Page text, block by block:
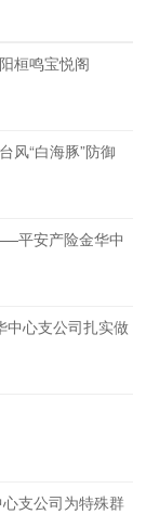
桓鸣宝悦阁
风“白海豚”防御
平安产险金华中
中心支公司扎实做
支公司为特殊群